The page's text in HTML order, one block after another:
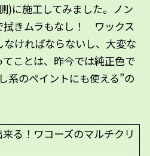
)に施工してみました。ノン
拭きムラもなし！ ワックス
ければならないし、大変な
ことは、昨今では純正色で
系のペイントにも使える”の